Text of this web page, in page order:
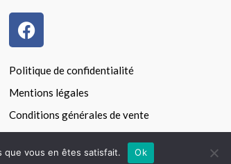
F
a
e
b
o
o
Politique de confidentialité
Mentions légales
Conditions générales de vente
que vous en êtes satisfait. Ok